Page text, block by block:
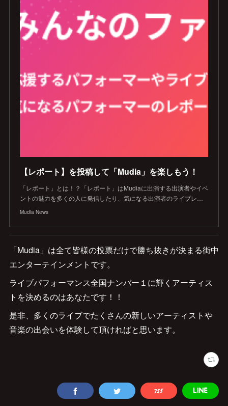
【レポート】を投稿して「Mudia」を楽しもう！
「レポート」とは！？「レポート」はMudiaに出演する出演者やイベ
ントの魅力を多くの人に発信したり、気になる出演者のライブレ…
Mudia News
「Mudia」は全て皆様の投票だけで勝ち抜きが決まる街中
エンターテインメントです。
ライブパフォーマンス全国ナンバー１に輝くアーティス
トを決めるのはあなたです！！
是非、多くのライブでたくさんの新しいアーティストや
音楽の出会いを体験して頂ければと思います。